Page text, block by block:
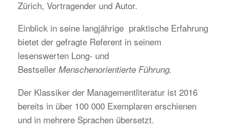
Zürich, Vortragender und Autor.
Einblick in seine langjährige praktische Erfahrung
bietet der gefragte Referent in seinem
lesenswerten Long- und
Bestseller Menschenorientierte Führung.
Der Klassiker der Managementliteratur ist 2016
bereits in über 100 000 Exemplaren erschienen
und in mehrere Sprachen übersetzt.